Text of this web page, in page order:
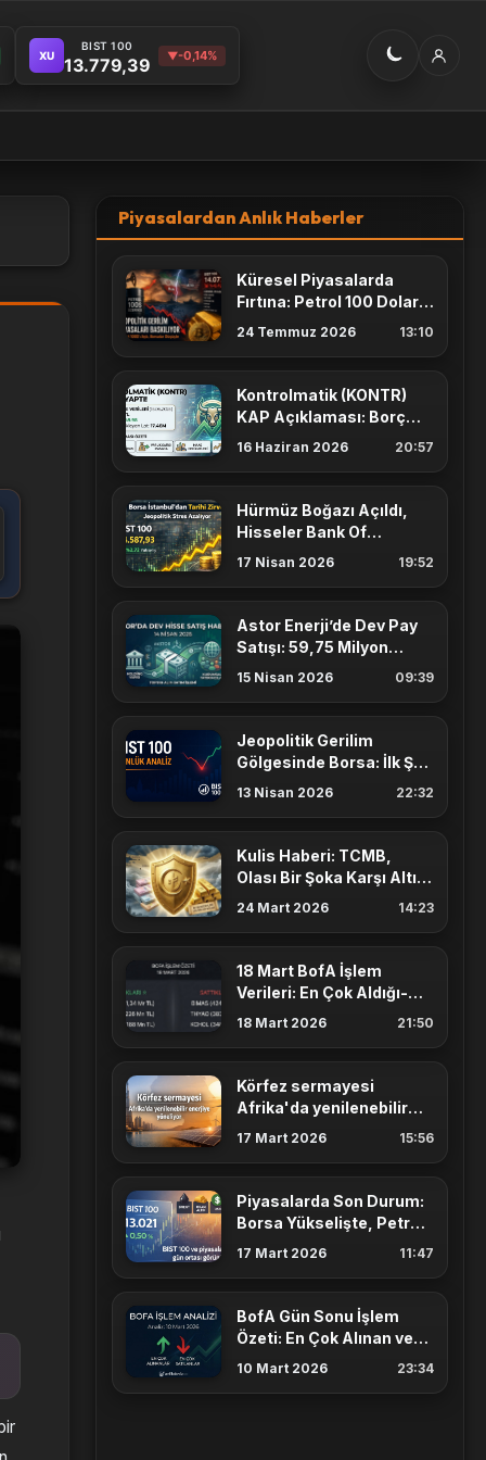
XU
BIST 100
13.779,39 ▼-0,14%
Piyasalardan Anlık Haberler
Küresel Piyasalarda
Fırtına: Petrol 100 Doları
Aştı, Altında Geri
24 Temmuz 2026 13:10
Kontrolmatik (KONTR)
KAP Açıklaması: Borç
Yapılandırma ve Varlık
16 Haziran 2026 20:57
Hürmüz Boğazı Açıldı,
Hisseler Bank Of
America Alımlarıyla Ralli
17 Nisan 2026 19:52
Astor Enerji’de Dev Pay
Satışı: 59,75 Milyon
Lotluk ASTOR Satışı Ne
15 Nisan 2026 09:39
Jeopolitik Gerilim
Gölgesinde Borsa: İlk Şok
Atlatıldı, Dipten Dönüş
13 Nisan 2026 22:32
Kulis Haberi: TCMB,
Olası Bir Şoka Karşı Altın
Rezervlerini Devreye
24 Mart 2026 14:23
18 Mart BofA İşlem
Verileri: En Çok Aldığı-
Sattığı Hisseler
18 Mart 2026 21:50
Körfez sermayesi
Afrika'da yenilenebilir
enerjiye yöneliyor
17 Mart 2026 15:56
Piyasalarda Son Durum:
Borsa Yükselişte, Petrol
100 Dolar Eşiğinde
17 Mart 2026 11:47
BofA Gün Sonu İşlem
Özeti: En Çok Alınan ve
Satılan Hisseler (10 Mart)
10 Mart 2026 23:34